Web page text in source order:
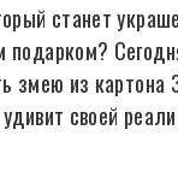
станет
подарком?
змею из
своей